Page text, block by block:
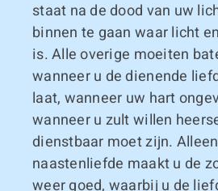
staat na de dood van uw
binnen te gaan waar licht
is. Alle overige moeiten
wanneer u de dienende
laat, wanneer uw hart
wanneer u zult willen
dienstbaar moet zijn.
naastenliefde maakt u de
weer goed, waarbij u de